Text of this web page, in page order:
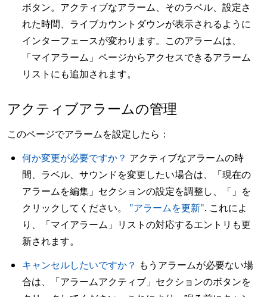
ボタン。アクティブなアラーム、そのラベル、設定さ
れた時間、ライブカウントダウンが表示されるように
インターフェースが変わります。このアラームは、
「マイアラーム」ページからアクセスできるアラーム
リストにも追加されます。
アクティブアラームの管理
このページでアラームを設定したら：
何か変更が必要ですか？ アクティブなアラームの時
間、ラベル、サウンドを変更したい場合は、「現在の
アラームを編集」セクションの設定を調整し、「」を
クリックしてください。 "アラームを更新". これによ
り、「マイアラーム」リストの対応するエントリも更
新されます。
キャンセルしたいですか？ もうアラームが必要ない場
合は、「アラームアクティブ」セクションのボタンを